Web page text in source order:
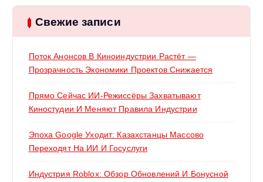
и
: Свежие записи
Поток Анонсов В Киноиндустрии Растёт —
Прозрачность Экономики Проектов Снижается
Прямо Сейчас ИИ-Режиссёры Захватывают
Киностудии И Меняют Правила Индустрии
Эпоха Google Уходит: Казахстанцы Массово
Переходят На ИИ И Госуслуги
Индустрия Roblox: Обзор Обновлений И Бонусной